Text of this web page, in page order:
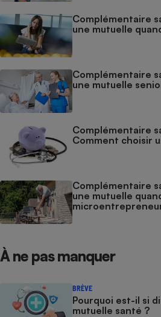
Complémentaire
une mutuelle
Complémentaire
une mutuelle
Complémentaire
Comment choisir
Complémentaire
une mutuelle
À ne pas manquer
BRÈVE
Pourquoi est-il si
mutuelle santé ?